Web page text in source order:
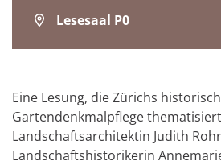
Lesesaal P0
Eine Lesung, die Zürichs
Gartendenkmalpflege
Landschaftsarchitektin Judith
Landschaftshistorikerin